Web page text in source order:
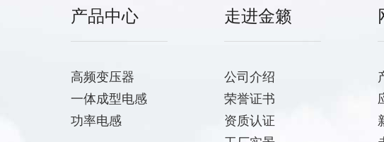
产品中心
高频变压器
一体成型电感
功率电感
走进金籁
公司介绍
荣誉证书
资质认证